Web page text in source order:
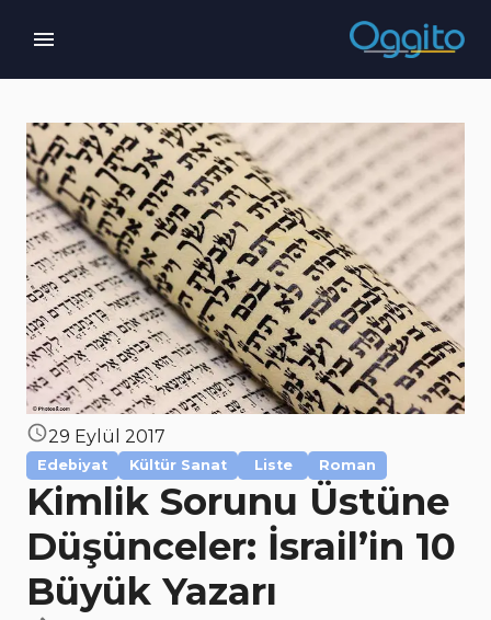
29 Eylül 2017
Edebiyat Kültür Sanat Liste Roman
Kimlik Sorunu Üstüne
Düşünceler: İsrail’in 10
Büyük Yazarı